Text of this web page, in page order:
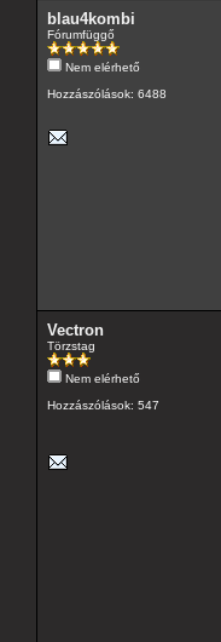
blau4kombi
Fórumfüggő
Nem elérhető
Hozzászólások: 6488
Vectron
Törzstag
Nem elérhető
Hozzászólások: 547